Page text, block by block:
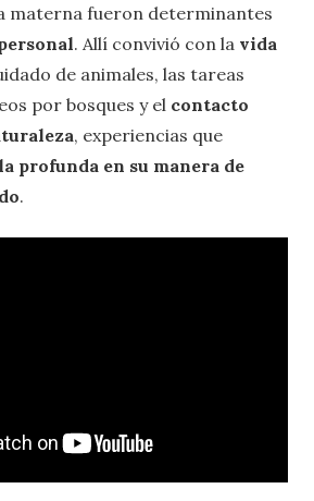
materna fueron determinantes
. Allí convivió con la vida
de animales, las tareas
por bosques y el contacto
, experiencias que
profunda en su manera de
.